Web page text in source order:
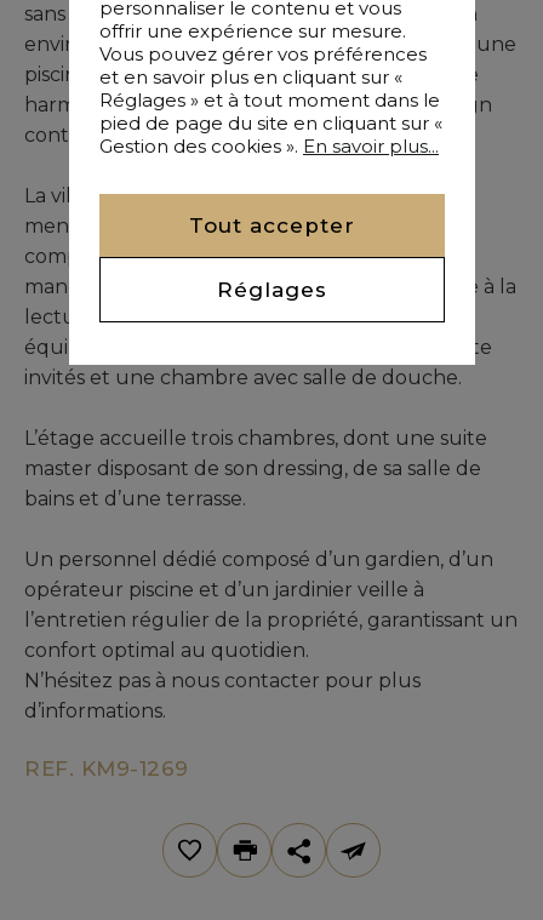
sans aucun vis-à-vis, la propriété bénéficie d’un
environnement naturel privilégié, sublimé par une
piscine chauffée. L’ensemble offre une parfaite
harmonie entre influences marocaines et design
contemporain.
La villa s’ouvre sur un élégant hall d’entrée
menant à de vastes espaces de réception
comprenant un salon européen, une salle à
manger, un salon marocain et un espace dédié à la
lecture. Une cuisine américaine entièrement
équipée complète ce niveau, ainsi qu’un toilette
invités et une chambre avec salle de douche.
L’étage accueille trois chambres, dont une suite
master disposant de son dressing, de sa salle de
bains et d’une terrasse.
Un personnel dédié composé d’un gardien, d’un
opérateur piscine et d’un jardinier veille à
l’entretien régulier de la propriété, garantissant un
confort optimal au quotidien.
N’hésitez pas à nous contacter pour plus
d’informations.
REF. KM9-1269
personnaliser le contenu et vous
offrir une expérience sur mesure.
Vous pouvez gérer vos préférences
et en savoir plus en cliquant sur «
Réglages » et à tout moment dans le
pied de page du site en cliquant sur «
Gestion des cookies ». En savoir plus...
Tout accepter
Réglages